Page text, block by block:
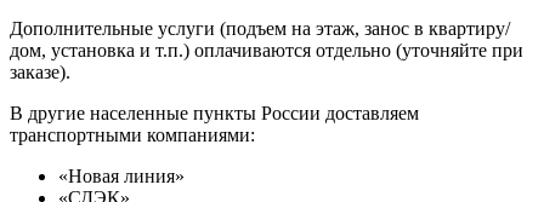
Дополнительные услуги (подъем на этаж, занос в квартиру/
дом, установка и т.п.) оплачиваются отдельно (уточняйте при
заказе).
В другие населенные пункты России доставляем
транспортными компаниями:
«Новая линия»